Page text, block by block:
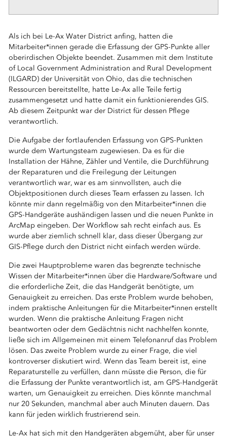
Als ich bei Le-Ax Water District anfing, hatten die
Mitarbeiter*innen gerade die Erfassung der GPS-Punkte aller
oberirdischen Objekte beendet. Zusammen mit dem Institute
of Local Government Administration and Rural Development
(ILGARD) der Universität von Ohio, das die technischen
Ressourcen bereitstellte, hatte Le-Ax alle Teile fertig
zusammengesetzt und hatte damit ein funktionierendes GIS.
Ab diesem Zeitpunkt war der District für dessen Pflege
verantwortlich.
Die Aufgabe der fortlaufenden Erfassung von GPS-Punkten
wurde dem Wartungsteam zugewiesen. Da es für die
Installation der Hähne, Zähler und Ventile, die Durchführung
der Reparaturen und die Freilegung der Leitungen
verantwortlich war, war es am sinnvollsten, auch die
Objektpositionen durch dieses Team erfassen zu lassen. Ich
könnte mir dann regelmäßig von den Mitarbeiter*innen die
GPS-Handgeräte aushändigen lassen und die neuen Punkte in
ArcMap eingeben. Der Workflow sah recht einfach aus. Es
wurde aber ziemlich schnell klar, dass dieser Übergang zur
GIS-Pflege durch den District nicht einfach werden würde.
Die zwei Hauptprobleme waren das begrenzte technische
Wissen der Mitarbeiter*innen über die Hardware/Software und
die erforderliche Zeit, die das Handgerät benötigte, um
Genauigkeit zu erreichen. Das erste Problem wurde behoben,
indem praktische Anleitungen für die Mitarbeiter*innen erstellt
wurden. Wenn die praktische Anleitung Fragen nicht
beantworten oder dem Gedächtnis nicht nachhelfen konnte,
ließe sich im Allgemeinen mit einem Telefonanruf das Problem
lösen. Das zweite Problem wurde zu einer Frage, die viel
kontroverser diskutiert wird. Wenn das Team bereit ist, eine
Reparaturstelle zu verfüllen, dann müsste die Person, die für
die Erfassung der Punkte verantwortlich ist, am GPS-Handgerät
warten, um Genauigkeit zu erreichen. Dies könnte manchmal
nur 20 Sekunden, manchmal aber auch Minuten dauern. Das
kann für jeden wirklich frustrierend sein.
Le-Ax hat sich mit den Handgeräten abgemüht, aber für unser